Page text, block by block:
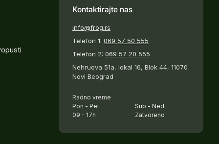
Kontaktirajte nas
info@frog.rs
Telefon 1: 069 57 50 555
Telefon 2: 069 57 20 555
Nehruova 51a, lokal 16, Blok 44, 11070
Novi Beograd
Radno vreme
Pon - Pet
09 - 17h
Sub - Ned
Zatvoreno